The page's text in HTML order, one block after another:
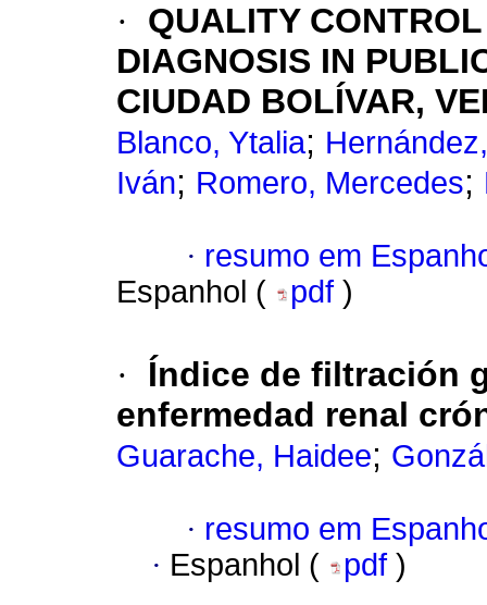
·
QUALITY
DIAGNOSIS IN
CIUDAD BOLÍVAR,
Blanco, Ytalia;
Iván; Romero, Mercedes;
· resumo em
Espanhol (
pdf )
·
Índice de filtración
enfermedad renal
Guarache, Haidee;
· resumo em
· Espanhol ( pdf )